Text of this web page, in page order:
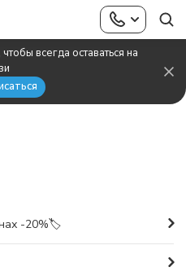
всегда оставаться на
-20%🏷️